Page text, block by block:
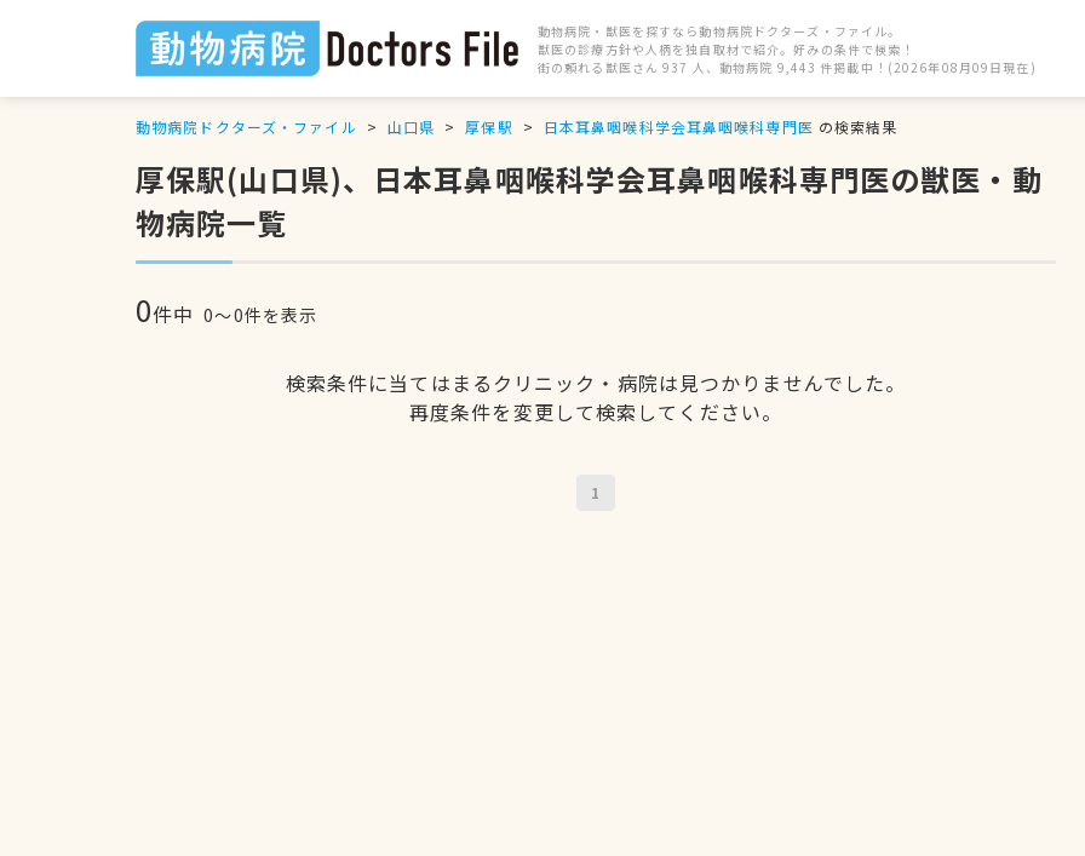
動物病院・獣医を探すなら動物病院ドクターズ・ファイル。
獣医の診療方針や人柄を独自取材で紹介。好みの条件で検索！
街の頼れる獣医さん 937 人、動物病院 9,443 件掲載中！(2026年08月09日現在)
動物病院ドクターズ・ファイル 山口県 厚保駅 日本耳鼻咽喉科学会耳鼻咽喉科専門医 の検索結果
厚保駅(山口県)、日本耳鼻咽喉科学会耳鼻咽喉科専門医の獣医・動
物病院一覧
0件中 0〜0件を表示
検索条件に当てはまるクリニック・病院は見つかりませんでした。
再度条件を変更して検索してください。
1